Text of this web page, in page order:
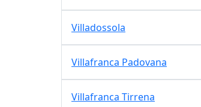
Villadossola
Villafranca Padovana
Villafranca Tirrena